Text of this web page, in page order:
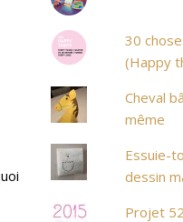
30
(Happy
Cheval
même
Essuie-
dessin
Projet